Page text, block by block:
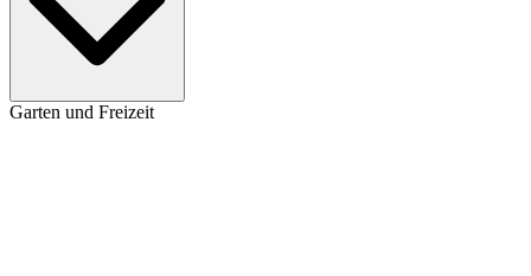
Garten und Freizeit